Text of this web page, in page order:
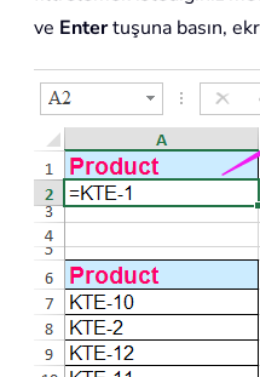
ve Entertuşuna basın,